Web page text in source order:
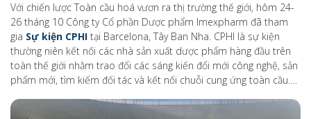
Với chiến lược Toàn cầu hoá vươn ra thị trường thế giới, hôm 24-
26 tháng 10 Công ty Cổ phần Dược phẩm Imexpharm đã tham
gia Sự kiện CPHI tại Barcelona, Tây Ban Nha. CPHI là sự kiện
thường niên kết nối các nhà sản xuất dược phẩm hàng đầu trên
toàn thế giới nhằm trao đổi các sáng kiến đổi mới công nghệ, sản
phẩm mới, tìm kiếm đối tác và kết nối chuỗi cung ứng toàn cầu….